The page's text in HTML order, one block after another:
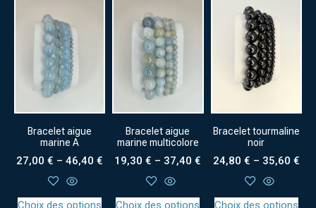
Bracelet aigue
marine A
27,00€ –46,40€
Choix des options
Bracelet aigue
marine multicolore
19,30€ – 37,40€
Choix des options
Bracelet tourmaline
noir
24,80 € – 35,60 €
Choix des options